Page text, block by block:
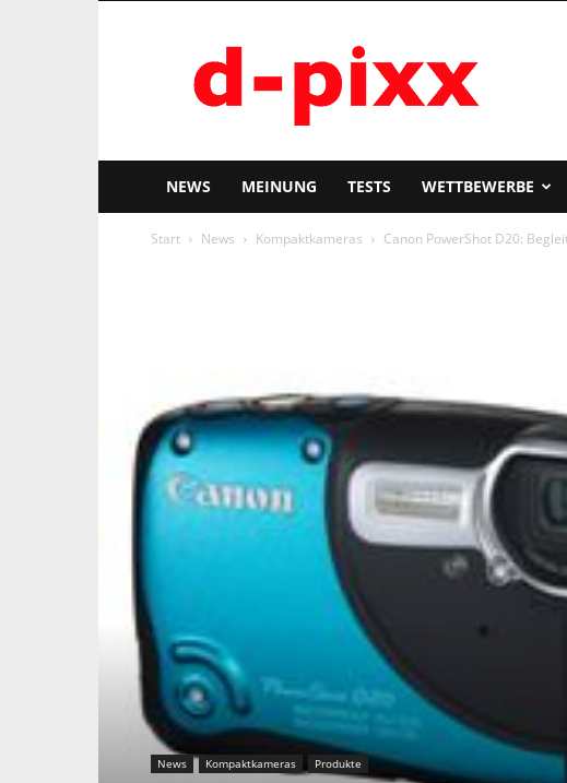
pixx
NEWS MEINUNG TESTS WETTBEWERBE
Start News Kompaktkameras Canon PowerShot D20:
News Kompaktkameras Produkte